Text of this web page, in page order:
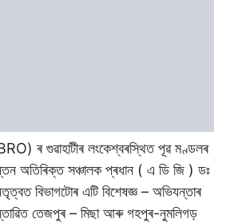
ৰ গুৱাহাটীৰ লংকেশ্বৰস্থিত পূৱ মণ্ডলৰ
অতিৰিক্ত সঞ্চালক প্ৰধান ( এ ডি জি ) ডঃ
বিভাগটোৰ এটি বিশেষজ্ঞ – অভিযন্তাৰ
তেজপুৰ – মিছা আৰু গহপুৰ-নুমলিগড়